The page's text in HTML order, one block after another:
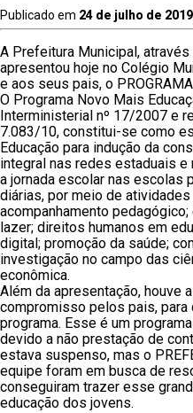
Publicado em 24 de julho de 2019
A Prefeitura Municipal,
apresentou hoje no Colégio
e aos seus pais, o
O Programa Novo Mais
Interministerial nº 17/2007 e
7.083/10, constitui-se como
Educação para indução da
integral nas redes estaduais
a jornada escolar nas escolas
diárias, por meio de
acompanhamento
lazer; direitos humanos em
digital; promoção da saúde;
investigação no campo das
econômica.
Além da apresentação, houve
compromisso pelos pais,
programa. Esse é um
devido a não prestação de
estava suspenso, mas o
equipe foram em busca de
conseguiram trazer esse
educação dos jovens.